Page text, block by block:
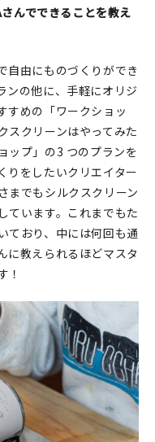
んでできることを教え
⾃由にものづくりができ
ンの他に、⼿軽にオリジ
すめの「ワークショッ
スクリーンはやってみた
ップ」の3 つのプランを
りをしたいクリエイター
までもシルクスクリーン
ています。これまでもた
ており、中には何回も通
に教えられるほどマスタ
！